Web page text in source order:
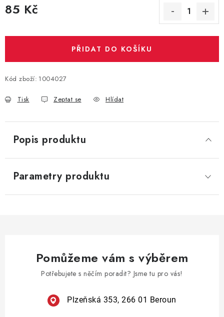
Obchodní podmínky
85 Kč
PŘIDAT DO KOŠÍKU
Kód zboží: 1004027
Tisk Zeptat se Hlídat
Popis produktu
Parametry produktu
Pomůžeme vám s výběrem
Potřebujete s něčím poradit? Jsme tu pro vás!
Plzeňská 353, 266 01 Beroun